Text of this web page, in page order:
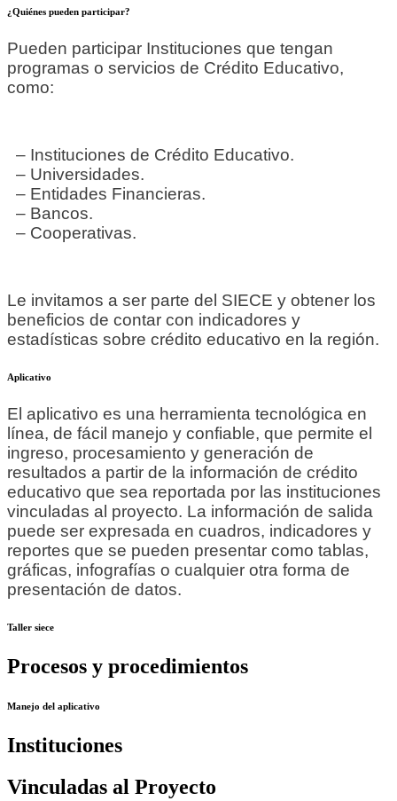
¿Quiénes pueden participar?
Pueden participar Instituciones que tengan
programas o servicios de Crédito Educativo,
como:
– Instituciones de Crédito Educativo.
– Universidades.
– Entidades Financieras.
– Bancos.
– Cooperativas.
Le invitamos a ser parte del SIECE y obtener los
beneficios de contar con indicadores y
estadísticas sobre crédito educativo en la región.
Aplicativo
El aplicativo es una herramienta tecnológica en
línea, de fácil manejo y confiable, que permite el
ingreso, procesamiento y generación de
resultados a partir de la información de crédito
educativo que sea reportada por las instituciones
vinculadas al proyecto. La información de salida
puede ser expresada en cuadros, indicadores y
reportes que se pueden presentar como tablas,
gráficas, infografías o cualquier otra forma de
presentación de datos.
Taller siece
Procesos y procedimientos
Manejo del aplicativo
Instituciones
Vinculadas al Proyecto